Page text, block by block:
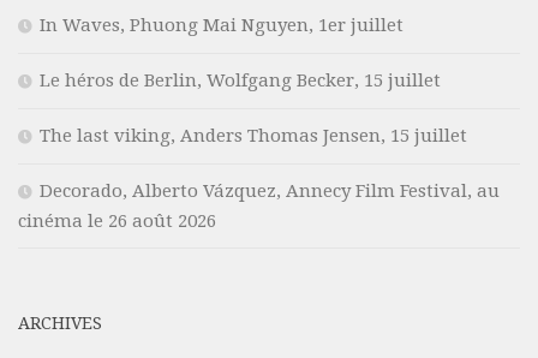
In Waves, Phuong Mai Nguyen, 1er juillet
Le héros de Berlin, Wolfgang Becker, 15 juillet
The last viking, Anders Thomas Jensen, 15 juillet
Decorado, Alberto Vázquez, Annecy Film Festival, au
cinéma le 26 août 2026
ARCHIVES